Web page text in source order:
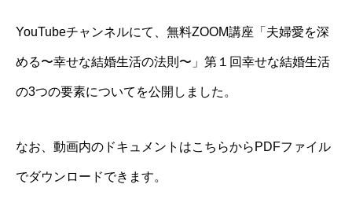
YouTubeチャンネルにて、無料ZOOM講座「夫婦愛を深
める〜幸せな結婚生活の法則〜」第１回幸せな結婚生活
の3つの要素についてを公開しました。
なお、動画内のドキュメントはこちらからPDFファイル
でダウンロードできます。